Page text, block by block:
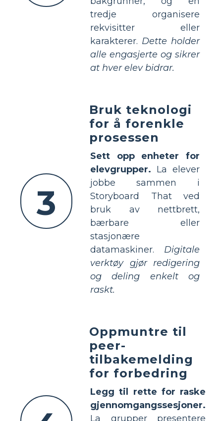
tredje organisere
rekvisitter eller
karakterer. Dette holder
alle engasjerte og sikrer
at hver elev bidrar.
3
Bruk teknologi
for å forenkle
prosessen
Sett opp enheter for
elevgrupper. La elever
jobbe sammen i
Storyboard That ved
bruk av nettbrett,
bærbare eller
stasjonære
datamaskiner. Digitale
verktøy gjør redigering
og deling enkelt og
raskt.
Oppmuntre til
peer-
tilbakemelding
for forbedring
Legg til rette for raske
gjennomgangssesjoner.
La grupper presentere